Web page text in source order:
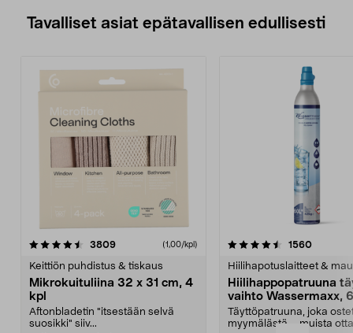
Tavalliset asiat epätavallisen edullisesti
3809arvostelut (1,00/kpl)
Keittiön puhdistus & tiskaus
Mikrokuituliina 32 x 31 cm, 4
kpl
Aftonbladetin "itsestään selvä
suosikki" siiv...
4.5viidestä
1560
Hiilihapotuslaitteet &
Hiilihappopatruuna
vaihto Wassermaxx,
Täyttöpatruuna, joka
myymälästä – muista
4.5viidestä